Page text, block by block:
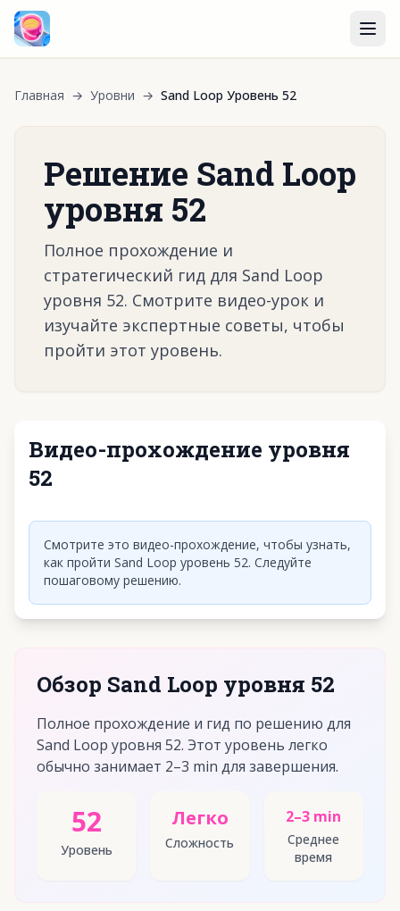
Главная → Уровни → Sand Loop Уровень 52
Решение Sand Loop
уровня 52
Полное прохождение и
стратегический гид для Sand Loop
уровня 52. Смотрите видео-урок и
изучайте экспертные советы, чтобы
пройти этот уровень.
Видео-прохождение уровня
52
Смотрите это видео-прохождение, чтобы узнать,
как пройти Sand Loop уровень 52. Следуйте
пошаговому решению.
Обзор Sand Loop уровня 52
Полное прохождение и гид по решению для
Sand Loop уровня 52. Этот уровень легко
обычно занимает 2–3 min для завершения.
52
Уровень
Легко
Сложность
2–3 min
Среднее
время